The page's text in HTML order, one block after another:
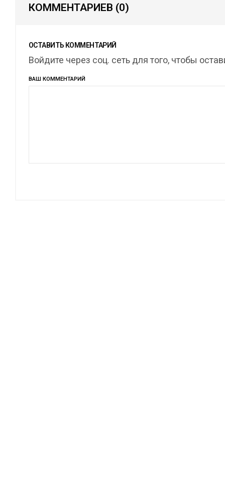
КОММЕНТАРИЕВ (0)
ОСТАВИТЬ КОММЕНТАРИЙ
Войдите через соц. сеть для того, чтобы
ВАШ КОММЕНТАРИЙ